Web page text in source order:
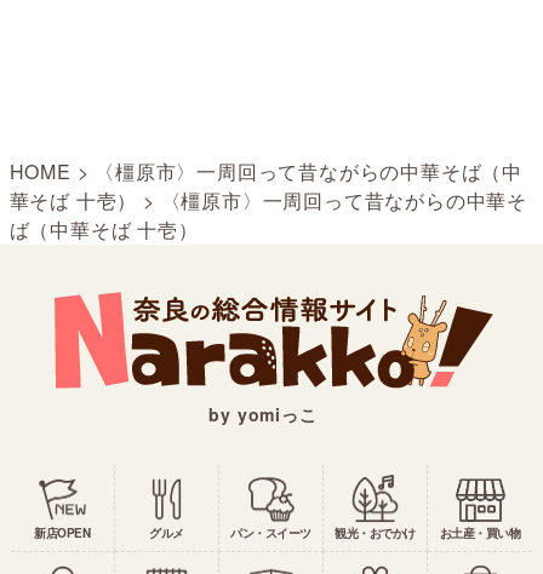
HOME >
〈橿原市〉一周回って昔ながらの中華そば（中
華そば 十壱）
>
〈橿原市〉一周回って昔ながらの中華そ
ば（中華そば 十壱）
by yomiっこ
新店OPEN グルメ パン・スイーツ 観光・おでかけ お土産・買い物